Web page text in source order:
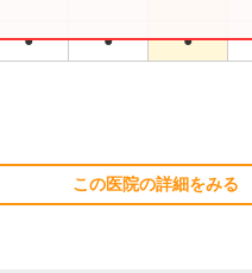
● ● ●
この医院の詳細をみる